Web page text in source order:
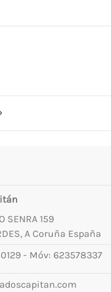
SENRA 159
A Coruña España
- Móv: 623578337